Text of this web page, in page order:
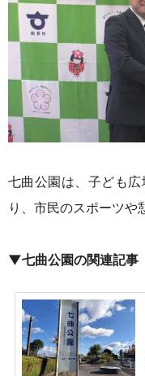
七曲公園は、子ども
り、市民のスポーツや
▼七曲公園の関連記事